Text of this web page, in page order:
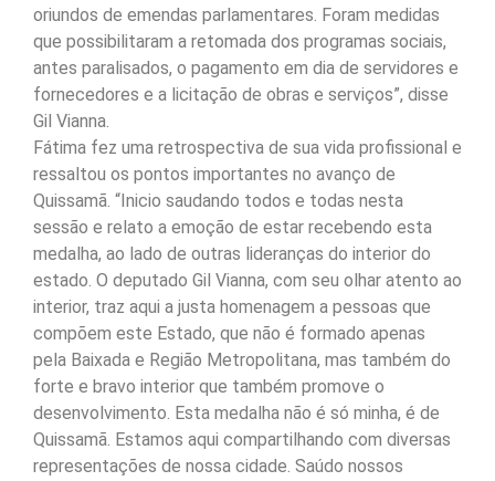
oriundos de emendas parlamentares. Foram medidas
que possibilitaram a retomada dos programas sociais,
antes paralisados, o pagamento em dia de servidores e
fornecedores e a licitação de obras e serviços”, disse
Gil Vianna.
Fátima fez uma retrospectiva de sua vida profissional e
ressaltou os pontos importantes no avanço de
Quissamã. “Inicio saudando todos e todas nesta
sessão e relato a emoção de estar recebendo esta
medalha, ao lado de outras lideranças do interior do
estado. O deputado Gil Vianna, com seu olhar atento ao
interior, traz aqui a justa homenagem a pessoas que
compõem este Estado, que não é formado apenas
pela Baixada e Região Metropolitana, mas também do
forte e bravo interior que também promove o
desenvolvimento. Esta medalha não é só minha, é de
Quissamã. Estamos aqui compartilhando com diversas
representações de nossa cidade. Saúdo nossos